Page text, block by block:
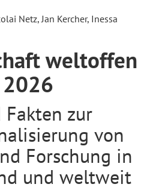
Netz, Jan Kercher, Inessa
weltoffen
zur
von
Forschung in
und weltweit